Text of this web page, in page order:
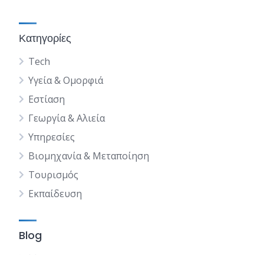
Κατηγορίες
Tech
Υγεία & Ομορφιά
Εστίαση
Γεωργία & Αλιεία
Υπηρεσίες
Βιομηχανία & Μεταποίηση
Τουρισμός
Εκπαίδευση
Blog